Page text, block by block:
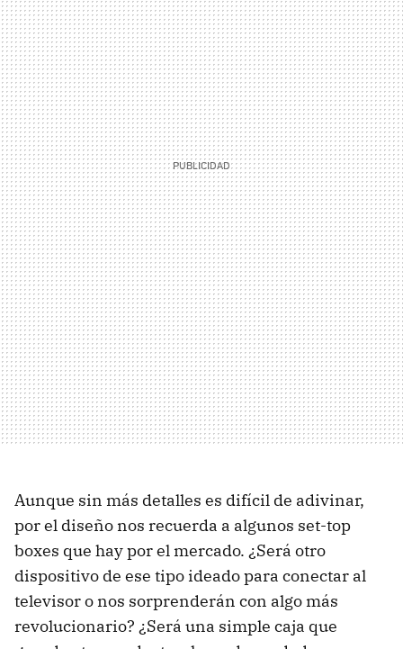
Aunque sin más detalles es difícil de adivinar,
por el diseño nos recuerda a algunos set-top
boxes que hay por el mercado. ¿Será otro
dispositivo de ese tipo ideado para conectar al
televisor o nos sorprenderán con algo más
revolucionario? ¿Será una simple caja que